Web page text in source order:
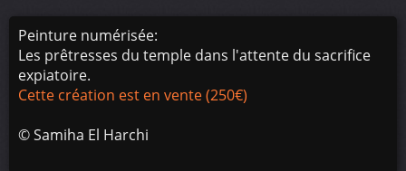
Peinture numérisée:
Les prêtresses du temple dans l'attente du sacrifice
expiatoire.
Cette création est en vente (250€)
©Samiha El Harchi